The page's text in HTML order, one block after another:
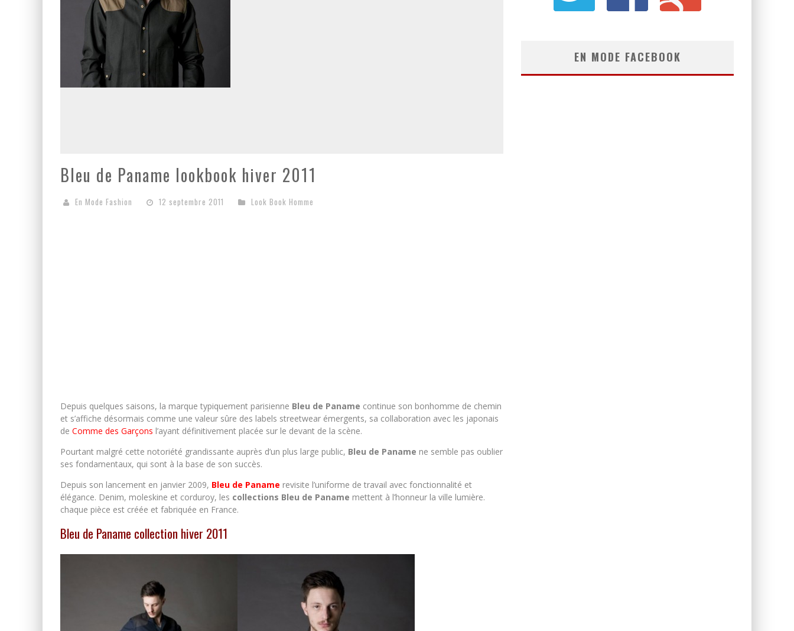
Bleu de Paname lookbook hiver 2011
En Mode Fashion 12 septembre 2011 Look Book Homme
Depuis quelques saisons, la marque typiquement parisienne Bleu de Paname continue son bonhomme de chemin
et s’affiche désormais comme une valeur sûre des labels streetwear émergents, sa collaboration avec les japonais
de Comme des Garçons l’ayant définitivement placée sur le devant de la scène.
Pourtant malgré cette notoriété grandissante auprès d’un plus large public, Bleu de Paname ne semble pas oublier
ses fondamentaux, qui sont à la base de son succès.
Depuis son lancement en janvier 2009, Bleu de Paname revisite l’uniforme de travail avec fonctionnalité et
élégance. Denim, moleskine et corduroy, les collections Bleu de Paname mettent à l’honneur la ville lumière.
chaque pièce est créée et fabriquée en France.
Bleu de Paname collection hiver 2011
EN MODE FACEBOOK